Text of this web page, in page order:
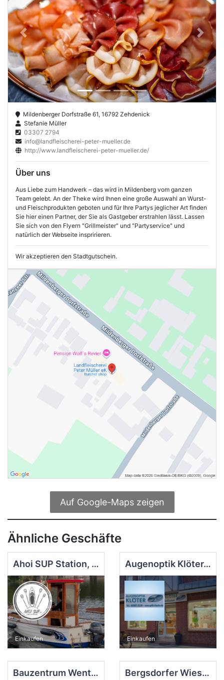
Previous Next
Mildenberger Dorfstraße 61, 16792 Zehdenick
Stefanie Müller
03307 2794
info@landfleischerei-peter-mueller.de
http://www.landfleischerei-peter-mueller.de/
Über uns
Aus Liebe zum Handwerk – das wird in Mildenberg vom ganzen
Team gelebt. An der Theke wird Ihnen eine große Auswahl an Wurst-
und Fleischprodukten geboten und für Ihre Partys jeglicher Art finden
Sie hier einen Partner, der Sie als Gastgeber erstrahlen lässt. Lassen
Sie sich von den Flyern "Grillmeister" und "Partyservice" und
natürlich der Webseite inspririeren.
Wir akzeptieren den Stadtgutschein.
Auf Google-Maps zeigen
Ähnliche Geschäfte
Ahoi SUP Station, Fürstenberg
Einkaufen
Augenoptik Klöter, Zehdenick
Einkaufen
Bauzentrum Wentowsee, Gransee Bergsdorfer Wiesenrind